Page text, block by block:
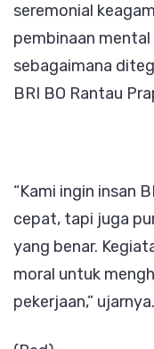
seremonial
pembinaan
sebagaimana
BRI BO Rantau
“Kami ingin insan
cepat, tapi juga
yang benar.
moral untuk
pekerjaan,” ujarnya.